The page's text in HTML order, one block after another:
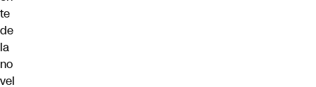
te
de
la
no
vel